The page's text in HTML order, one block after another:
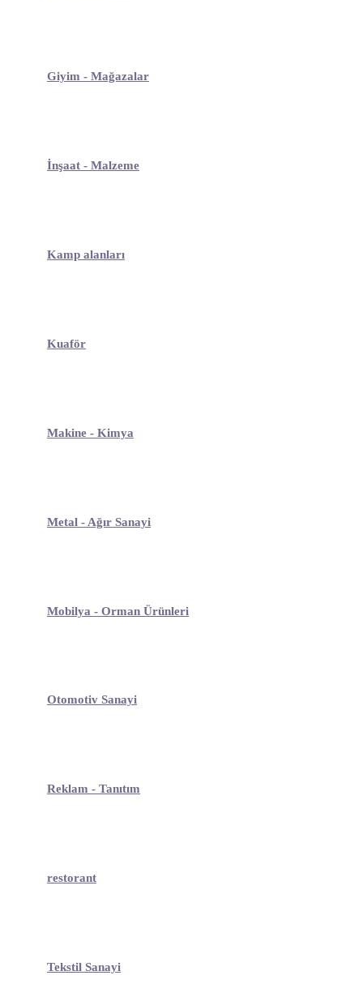
Giyim - Mağazalar
İnşaat - Malzeme
Kamp alanları
Kuaför
Makine - Kimya
Metal - Ağır Sanayi
Mobilya - Orman Ürünleri
Otomotiv Sanayi
Reklam - Tanıtım
restorant
Tekstil Sanayi